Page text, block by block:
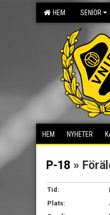
HEM SENIOR
HEM NYHETER
P-18 »
Tid:
Plats: